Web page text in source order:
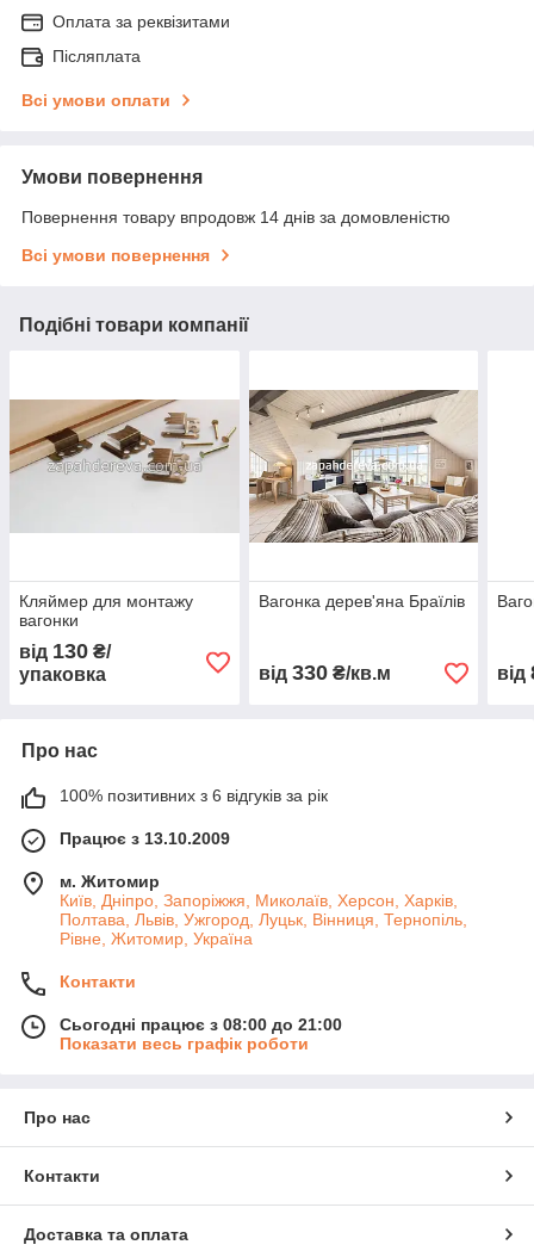
Оплата за реквізитами
Післяплата
Всі умови оплати
Умови повернення
Повернення товару впродовж 14 днів за домовленістю
Всі умови повернення
Подібні товари компанії
Кляймер для монтажу
вагонки
від 130 ₴/
упаковка
Вагонка дерев'яна Браїлів
від 330₴/кв.м від
Про нас
100% позитивних з 6 відгуків за рік
Працює з 13.10.2009
м. Житомир
Київ, Дніпро, Запоріжжя, Миколаїв, Херсон, Харків,
Полтава, Львів, Ужгород, Луцьк, Вінниця, Тернопіль,
Рівне, Житомир, Україна
Контакти
Сьогодні працює з 08:00 до 21:00
Показати весь графік роботи
Про нас
Контакти
Доставка та оплата